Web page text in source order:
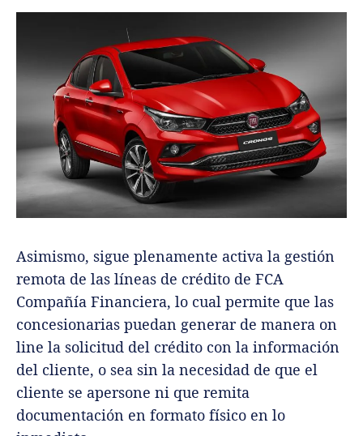
Asimismo, sigue plenamente activa la gestión
remota de las líneas de crédito de FCA
Compañía Financiera, lo cual permite que las
concesionarias puedan generar de manera on
line la solicitud del crédito con la información
del cliente, o sea sin la necesidad de que el
cliente se apersone ni que remita
documentación en formato físico en lo